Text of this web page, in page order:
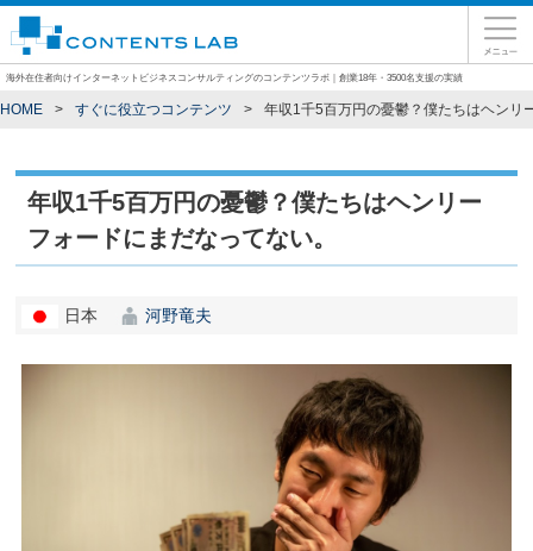
海外在住者向けインターネットビジネスコンサルティングのコンテンツラボ｜創業18年・3500名支援の実績
HOME すぐに役立つコンテンツ 年収1千5百万円の憂鬱？僕たちはヘンリ
年収1千5百万円の憂鬱？僕たちはヘンリー
フォードにまだなってない。
日本 河野竜夫